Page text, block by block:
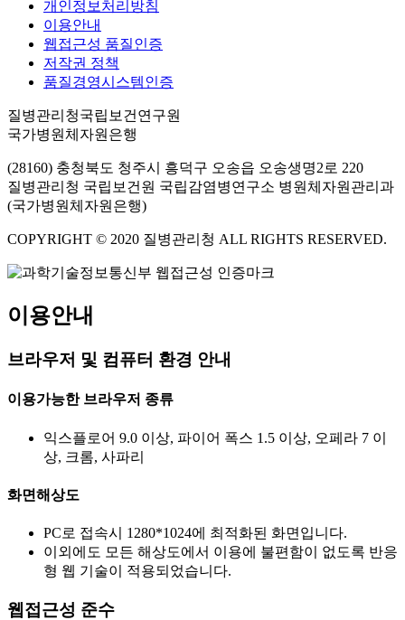
개인정보처리방침
이용안내
웹접근성 품질인증
저작권 정책
품질경영시스템인증
질병관리청국립보건연구원
국가병원체자원은행
(28160) 충청북도 청주시 흥덕구 오송읍 오송생명2로 220
질병관리청 국립보건원 국립감염병연구소 병원체자원관리과
(국가병원체자원은행)
COPYRIGHT © 2020 질병관리청 ALL RIGHTS RESERVED.
이용안내
브라우저 및 컴퓨터 환경 안내
이용가능한 브라우저 종류
익스플로어 9.0 이상, 파이어 폭스 1.5 이상, 오페라 7 이
상, 크롬, 사파리
화면해상도
PC로 접속시 1280*1024에 최적화된 화면입니다.
이외에도 모든 해상도에서 이용에 불편함이 없도록 반응
형 웹 기술이 적용되었습니다.
웹접근성 준수